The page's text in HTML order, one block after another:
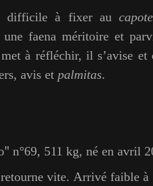
difficile à fixer au
faena méritoire et
à réfléchir, il s’avise et
avis et palmitas.
" n°69, 511 kg, né en avril
retourne vite. Arrivé faible